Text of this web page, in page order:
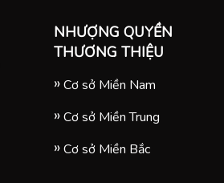
vừa an toàn.
NHƯỢNG QUYỀN
THƯƠNG THIỆU
Cơ sở Miền Nam
Cơ sở Miền Trung
Cơ sở Miền Bắc